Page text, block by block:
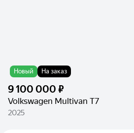
Новый На заказ
9 100 000 ₽
Volkswagen Multivan T7
2025